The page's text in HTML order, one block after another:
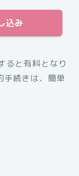
込み
ると有料となり
手続きは、簡単